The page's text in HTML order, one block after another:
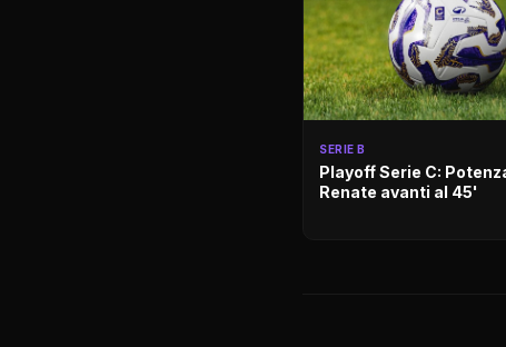
SERIE B
Playoff Serie C:
Renate avanti al 45'